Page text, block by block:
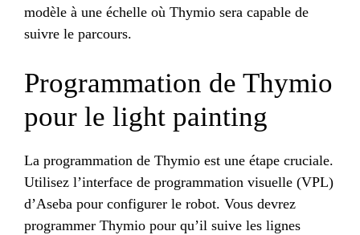
modèle à une échelle où Thymio sera capable de
suivre le parcours.
Programmation de Thymio
pour le light painting
La programmation de Thymio est une étape cruciale.
Utilisez l’interface de programmation visuelle (VPL)
d’Aseba pour configurer le robot. Vous devrez
programmer Thymio pour qu’il suive les lignes